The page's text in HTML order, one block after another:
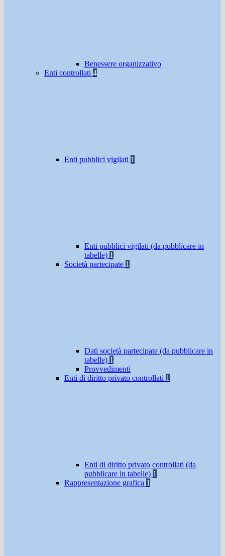
Benessere organizzativo
Enti controllati 4
Enti pubblici vigilati 1
Enti pubblici vigilati (da pubblicare in
tabelle) 1
Società partecipate 1
Dati società partecipate (da pubblicare in
tabelle) 1
Provvedimenti
Enti di diritto privato controllati 1
Enti di diritto privato controllati (da
pubblicare in tabelle) 1
Rappresentazione grafica 1